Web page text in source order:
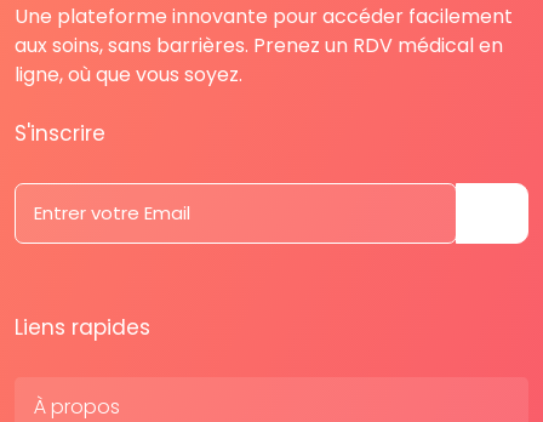
Une plateforme innovante pour accéder facilement
aux soins, sans barrières. Prenez un RDV médical en
ligne, où que vous soyez.
S'inscrire
Liens rapides
À propos